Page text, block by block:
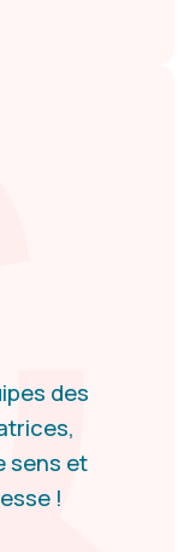
des
sens et
!